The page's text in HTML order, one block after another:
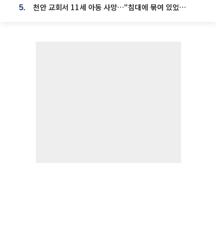
5. 천안 교회서 11세 아동 사망…“침대에 묶여 있었다” 진술 확보